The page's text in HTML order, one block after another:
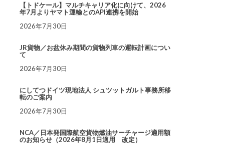
【トドケール】マルチキャリア化に向けて、2026
年7月よりヤマト運輸とのAPI連携を開始
2026年7月30日
JR貨物／お盆休み期間の貨物列車の運転計画につい
て
2026年7月30日
にしてつドイツ現地法人 シュツットガルト事務所移
転のご案内
2026年7月30日
NCA／日本発国際航空貨物燃油サーチャージ適用額
のお知らせ（2026年8月1日適用 改定）